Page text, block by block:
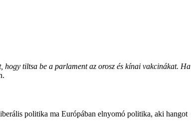
tiltsa be a parlament az orosz és kínai vakcinákat. Ha
politika ma Európában elnyomó politika, aki hangot